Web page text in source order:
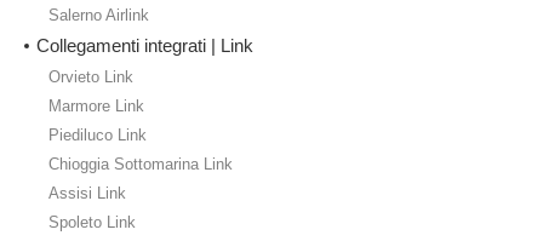
Salerno Airlink
Collegamenti integrati | Link
Orvieto Link
Marmore Link
Piediluco Link
Chioggia Sottomarina Link
Assisi Link
Spoleto Link